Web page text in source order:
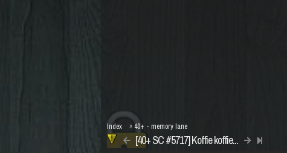
[40+ SC #5717] Koffie koffie...
Index » 40+ - memory lane